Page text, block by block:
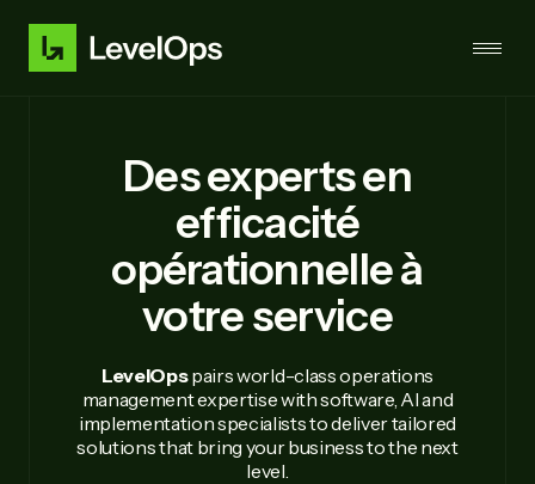
Des experts en
efficacité
opérationnelle à
votre service
LevelOpspairs world-class operations
management expertise with software, AI and
implementation specialists to deliver tailored
solutions that bring your business to the next
level.